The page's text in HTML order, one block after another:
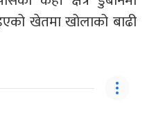
खेतमा खोलाको बाढी